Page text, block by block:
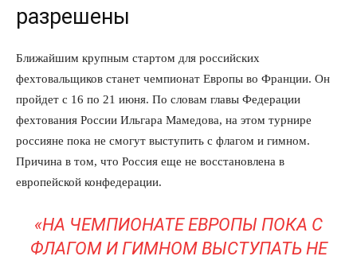
разрешены
Ближайшим крупным стартом для российских
фехтовальщиков станет чемпионат Европы во Франции. Он
пройдет с 16 по 21 июня. По словам главы Федерации
фехтования России Ильгара Мамедова, на этом турнире
россияне пока не смогут выступить с флагом и гимном.
Причина в том, что Россия еще не восстановлена в
европейской конфедерации.
«НА ЧЕМПИОНАТЕ ЕВРОПЫ ПОКА С
ФЛАГОМ И ГИМНОМ ВЫСТУПАТЬ НЕ